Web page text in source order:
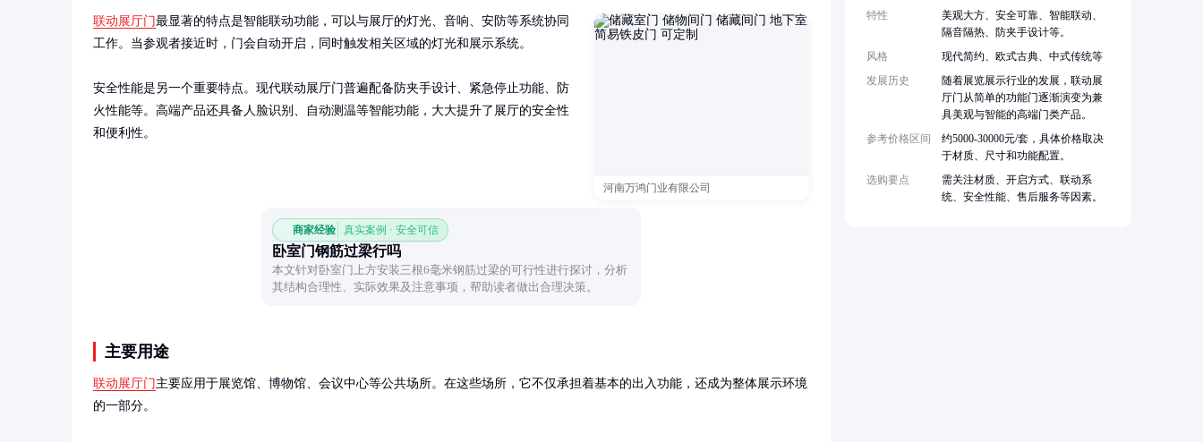
河南万鸿门业有限公司
联动展厅门最显著的特点是智能联动功能，可以与展厅的灯光、音响、安防等系统协同
工作。当参观者接近时，门会自动开启，同时触发相关区域的灯光和展示系统。
安全性能是另一个重要特点。现代联动展厅门普遍配备防夹手设计、紧急停止功能、防
火性能等。高端产品还具备人脸识别、自动测温等智能功能，大大提升了展厅的安全性
和便利性。
商家经验 真实案例 · 安全可信
卧室门钢筋过梁行吗
本文针对卧室门上方安装三根6毫米钢筋过梁的可行性进行探讨，分析
其结构合理性、实际效果及注意事项，帮助读者做出合理决策。
主要用途
联动展厅门 主要应用于展览馆、博物馆、会议中心等公共场所。在这些场所，它不仅承担着基本的出入功能，还成为整体展示环境
的一部分。
特性
美观大方、安全可靠、智能联动、
隔音隔热、防夹手设计等。
风格
现代简约、欧式古典、中式传统等
发展历史
随着展览展示行业的发展，联动展
厅门从简单的功能门逐渐演变为兼
具美观与智能的高端门类产品。
参考价格区间
约5000-30000元/套，具体价格取决
于材质、尺寸和功能配置。
选购要点
需关注材质、开启方式、联动系
统、安全性能、售后服务等因素。